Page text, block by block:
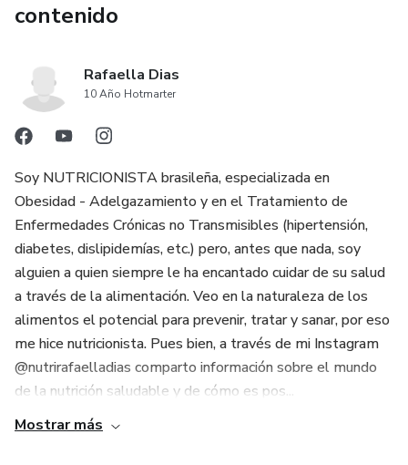
contenido
Rafaella Dias
10 Año Hotmarter
Soy NUTRICIONISTA brasileña, especializada en
Obesidad - Adelgazamiento y en el Tratamiento de
Enfermedades Crónicas no Transmisibles (hipertensión,
diabetes, dislipidemías, etc.) pero, antes que nada, soy
alguien a quien siempre le ha encantado cuidar de su salud
a través de la alimentación. Veo en la naturaleza de los
alimentos el potencial para prevenir, tratar y sanar, por eso
me hice nutricionista. Pues bien, a través de mi Instagram
@nutrirafaelladias comparto información sobre el mundo
de la nutrición saludable y de cómo es pos...
Mostrar más